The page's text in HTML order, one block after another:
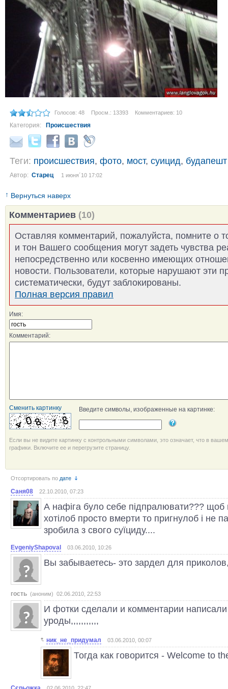
Голосов: 48 Просм.: 13393 Комментариев: 10
Категория: Происшествия
Теги: происшествия, фото, мост, суицид, будапешт
Автор: Старец 1 июня´10 17:02
↑ Вернуться наверх
Комментариев (10)
Оставляя комментарий, пожалуйста, помните о
и тон Вашего сообщения могут задеть чувства
непосредственно или косвенно имеющих
новости. Пользователи, которые нарушают эти
систематически, будут заблокированы.
Полная версия правил
Имя:
Комментарий:
Сменить картинку Введите символы, изображенные на картинке:
Если вы не видите картинку с контрольными символами, это означает, что в
графики. Включите ее и перегрузите страницу.
Отсортировать по дате
Саня08 22.10.2010, 07:23
А нафіга було себе підпралювати??? щоб
хотілоб просто вмерти то пригнулоб і не
зробила з свого суїциду....
EvgeniyShapoval 03.06.2010, 10:26
Вы забываетесь- это зардел для
гость (аноним) 02.06.2010, 22:53
И фотки сделали и комментарии
уроды,,,,,,,,,,,
ник_не_придумал 03.06.2010, 00:07
Тогда как говорится - Welcome to